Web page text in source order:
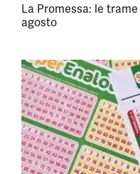
La Promessa: le
agosto